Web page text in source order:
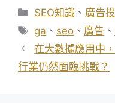
分
類
SEO知識 、 廣告
標
籤
ga 、 seo 、 廣告 、
在大數據應用中
行業仍然面臨挑戰？